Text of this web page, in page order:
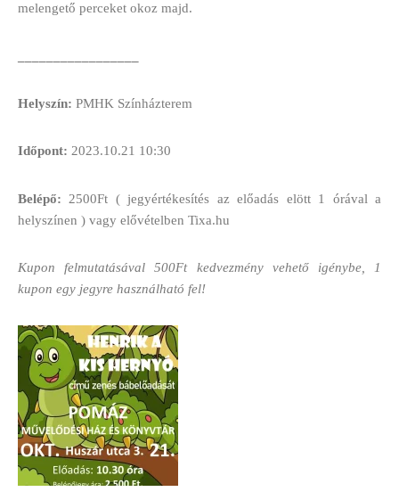
melengető perceket okoz majd.
Helyszín: PMHK Színházterem
Időpont: 2023.10.21 10:30
Belépő: 2500Ft ( jegyértékesítés az előadás elött 1 órával a
helyszínen ) vagy elővételben Tixa.hu
Kupon felmutatásával 500Ft kedvezmény vehető igénybe, 1
kupon egy jegyre használható fel!